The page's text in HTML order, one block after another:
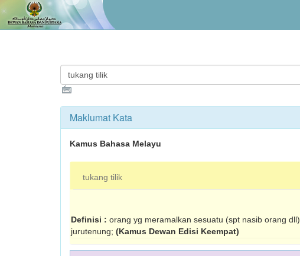
Maklumat Kata
Kamus Bahasa Melayu
tukang tilik
Definisi : orang yg meramalkan sesuatu (spt nasib orang dll),
jurutenung; (Kamus Dewan Edisi Keempat)